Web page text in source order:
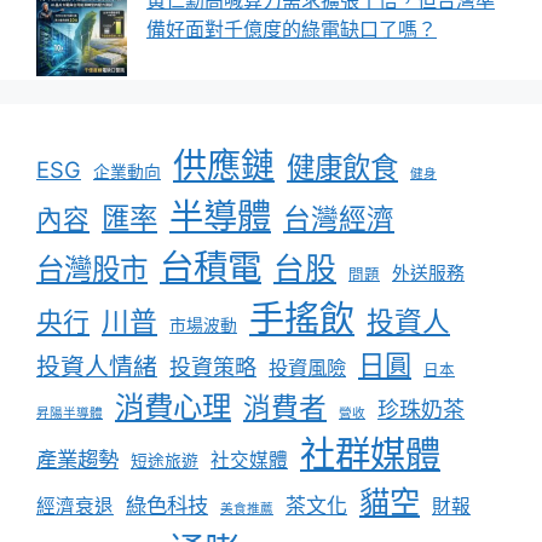
備好面對千億度的綠電缺口了嗎？
ESG 企業動向 供應鏈 健康飲食 健身
內容 匯率 半導體 台灣經濟
台灣股市 台積電 台股 問題 外送服務
央行 川普 市場波動 手搖飲 投資人
投資人情緒 投資策略 投資風險 日圓 日本
昇陽半導體 消費心理 消費者 營收
珍珠奶茶
產業趨勢
短途旅遊 社交媒體 社群媒體
經濟衰退 綠色科技 美食推薦 茶文化 貓空 財報